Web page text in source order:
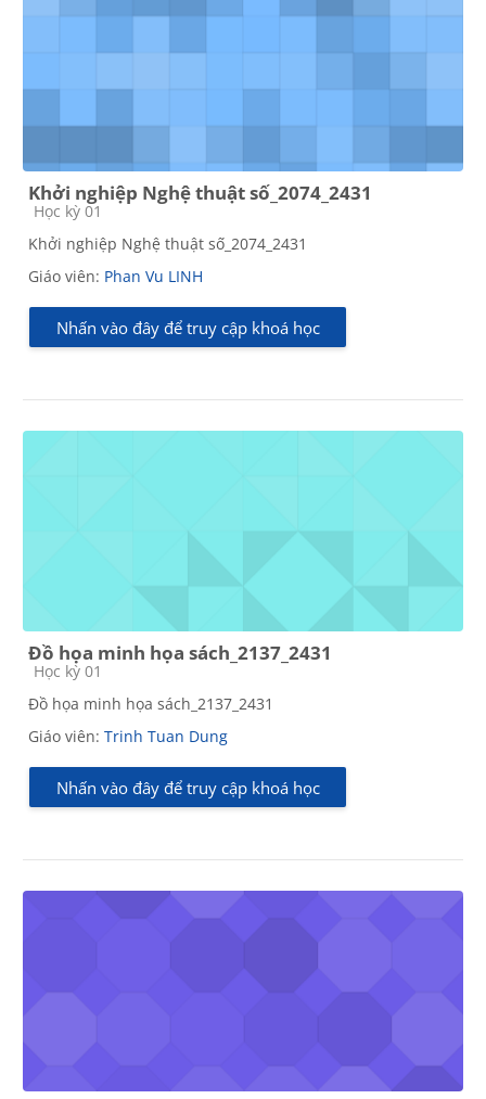
Khởi nghiệp Nghệ thuật số_2074_2431
Các loại khóa học
Học kỳ 01
Khởi nghiệp Nghệ thuật số_2074_2431
Giáo viên: Phan Vu LINH
Nhấn vào đây để truy cập khoá học
Đồ họa minh họa sách_2137_2431
Các loại khóa học
Học kỳ 01
Đồ họa minh họa sách_2137_2431
Giáo viên: Trinh Tuan Dung
Nhấn vào đây để truy cập khoá học